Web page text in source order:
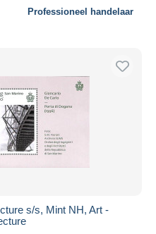
Professioneel handelaar
s/s, Mint NH, Art -